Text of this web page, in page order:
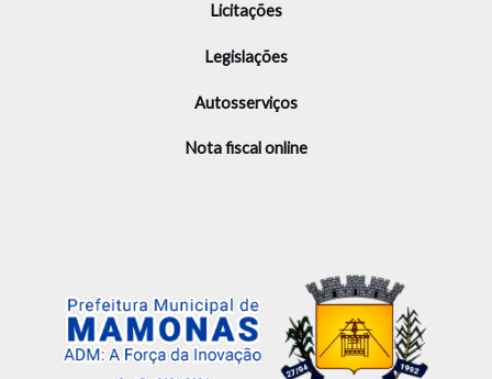
Licitações
Legislações
Autosserviços
Nota fiscal online